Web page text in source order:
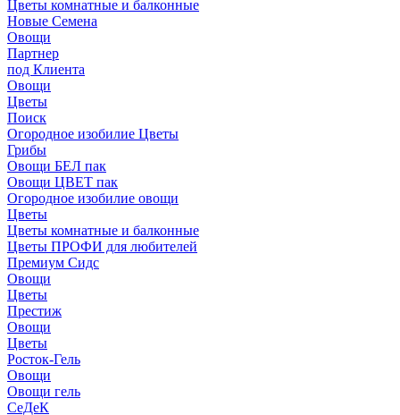
Цветы комнатные и балконные
Новые Семена
Овощи
Партнер
под Клиента
Овощи
Цветы
Поиск
Огородное изобилие Цветы
Грибы
Овощи БЕЛ пак
Овощи ЦВЕТ пак
Огородное изобилие овощи
Цветы
Цветы комнатные и балконные
Цветы ПРОФИ для любителей
Премиум Сидс
Овощи
Цветы
Престиж
Овощи
Цветы
Росток-Гель
Овощи
Овощи гель
СеДеК